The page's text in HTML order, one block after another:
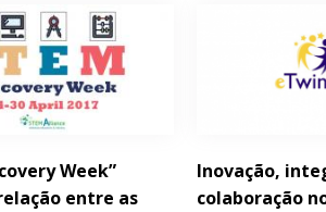
Week”
entre as
Inovação,
colaboração